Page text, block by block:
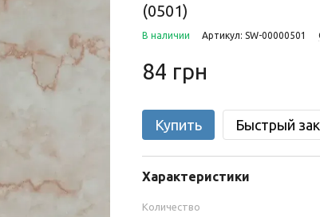
(0501)
В наличии Артикул: SW-00000501
84 грн
Купить Быстрый
Характеристики
Количество